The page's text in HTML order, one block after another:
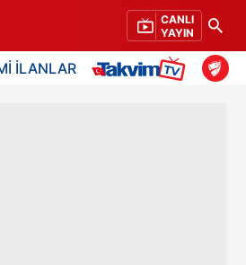
CANLI
YAYIN
İLANLAR